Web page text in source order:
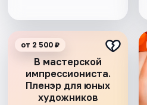
В мастерской
импрессиониста.
Пленэр для юных
художников
от 2 500 ₽